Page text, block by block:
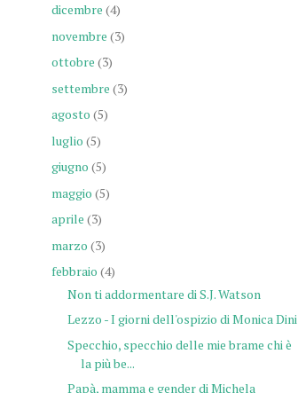
dicembre (4)
novembre (3)
ottobre (3)
settembre (3)
agosto (5)
luglio (5)
giugno (5)
maggio (5)
aprile (3)
marzo (3)
febbraio (4)
Non ti addormentare di S.J. Watson
Lezzo - I giorni dell'ospizio di Monica Dini
Specchio, specchio delle mie brame chi è
la più be...
Papà, mamma e gender di Michela